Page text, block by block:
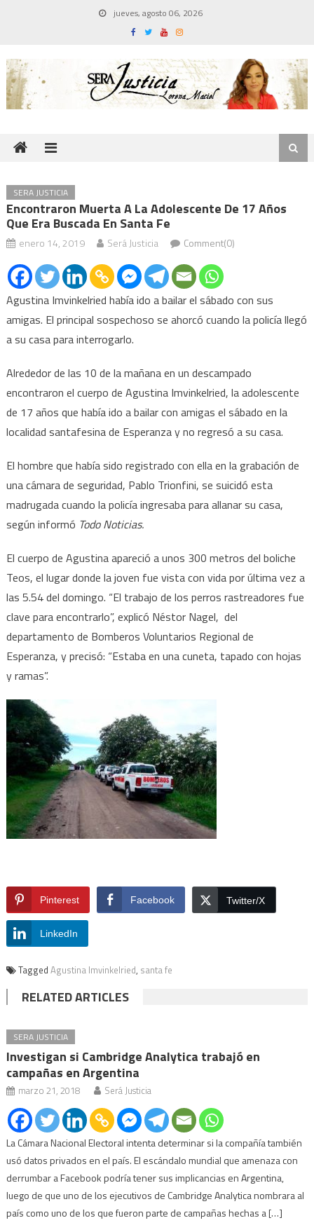
jueves, agosto 06, 2026
SERA JUSTICIA
Encontraron Muerta A La Adolescente De 17 Años
Que Era Buscada En Santa Fe
enero 14, 2019 Será Justicia Comment(0)
Agustina Imvinkelried había ido a bailar el sábado con sus
amigas. El principal sospechoso se ahorcó cuando la policía llegó
a su casa para interrogarlo.
Alrededor de las 10 de la mañana en un descampado
encontraron el cuerpo de Agustina Imvinkelried, la adolescente
de 17 años que había ido a bailar con amigas el sábado en la
localidad santafesina de Esperanza y no regresó a su casa.
El hombre que había sido registrado con ella en la grabación de
una cámara de seguridad, Pablo Trionfini, se suicidó esta
madrugada cuando la policía ingresaba para allanar su casa,
según informó Todo Noticias.
El cuerpo de Agustina apareció a unos 300 metros del boliche
Teos, el lugar donde la joven fue vista con vida por última vez a
las 5.54 del domingo. “El trabajo de los perros rastreadores fue
clave para encontrarlo”, explicó Néstor Nagel, del
departamento de Bomberos Voluntarios Regional de
Esperanza, y precisó: “Estaba en una cuneta, tapado con hojas
y ramas”.
Pinterest Facebook Twitter/X
LinkedIn
Tagged Agustina Imvinkelried, santa fe
RELATED ARTICLES
SERA JUSTICIA
Investigan si Cambridge Analytica trabajó en
campañas en Argentina
marzo 21, 2018 Será Justicia
La Cámara Nacional Electoral intenta determinar si la compañía también
usó datos privados en el país. El escándalo mundial que amenaza con
derrumbar a Facebook podría tener sus implicancias en Argentina,
luego de que uno de los ejecutivos de Cambridge Analytica nombrara al
país como uno de los que fueron parte de campañas hechas a […]